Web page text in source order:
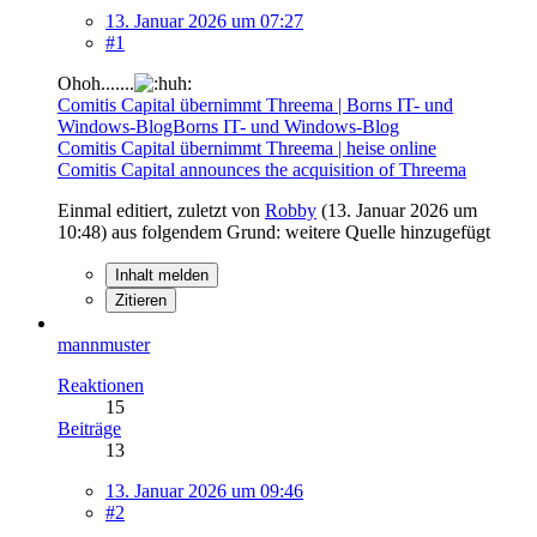
13. Januar 2026 um 07:27
#1
Ohoh.......
Comitis Capital übernimmt Threema | Borns IT- und
Windows-BlogBorns IT- und Windows-Blog
Comitis Capital übernimmt Threema | heise online
Comitis Capital announces the acquisition of Threema
Einmal editiert, zuletzt von Robby (13. Januar 2026 um
10:48) aus folgendem Grund: weitere Quelle hinzugefügt
Inhalt melden
Zitieren
mannmuster
Reaktionen
15
Beiträge
13
13. Januar 2026 um 09:46
#2